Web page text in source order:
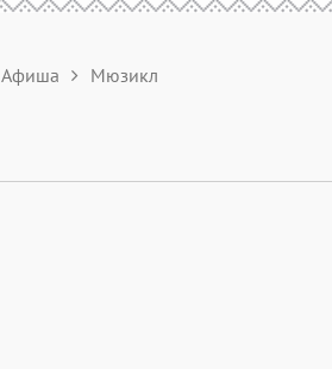
Афиша Мюзикл